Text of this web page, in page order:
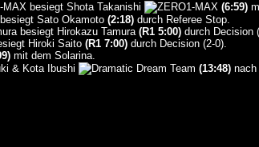
besiegt Shota Takanishi (6:59)
Sato Okamoto (2:18)durch Referee Stop.
besiegt Hirokazu Tamura (R1 5:00)durch Decision
Hiroki Saito (R1 7:00)durch Decision (2-0).
mit dem Solarina.
& Kota Ibushi
(13:48)nach